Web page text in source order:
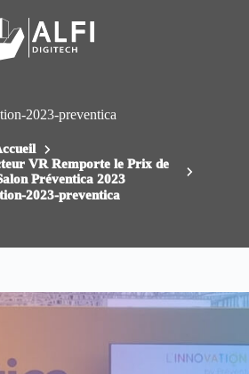
2023-preventica
VR Remporte le Prix de
Préventica 2023
2023-preventica